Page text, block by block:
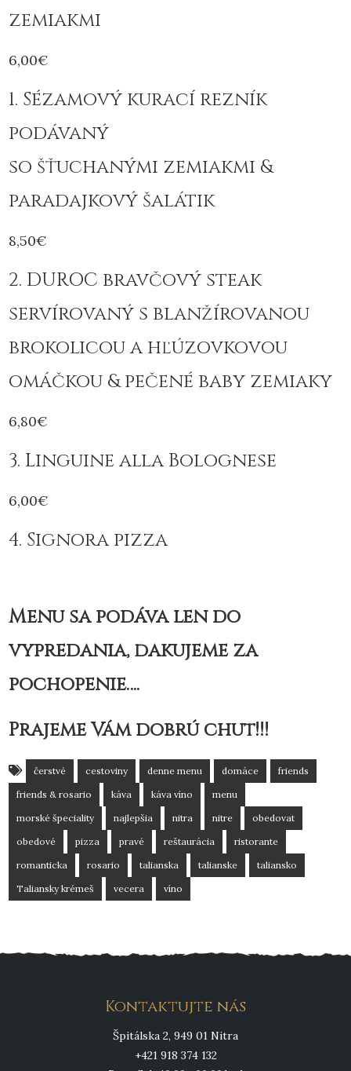
zemiakmi
6,00€
1. Sézamový kurací rezník
podávaný
so šťuchanými zemiakmi &
paradajkový šalátik
8,50€
2. DUROC bravčový steak
servírovaný s blanžírovanou
brokolicou a hľúzovkovou
omáčkou & pečené baby zemiaky
6,80€
3. Linguine alla Bolognese
6,00€
4. Signora pizza
Menu sa podáva len do
vypredania, ďakujeme za
pochopenie….
Prajeme Vám dobrú chuť!!!
čerstvé cestoviny denne menu domáce
friends
friends & rosario
káva káva víno
menu
morské špeciality
najlepšia nitra nitre
obedovat
obedové
pizza pravé reštaurácia
ristorante
romanticka
rosario talianska talianske
taliansko
Taliansky krémeš
vecera víno
Kontaktujte nás
Špitálska 2, 949 01 Nitra
+421 918 374 132